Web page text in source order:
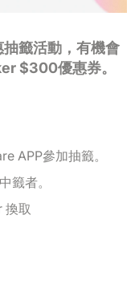
籤活動，有機會
$300優惠券。
APP參加抽籤。
籤者。
換取